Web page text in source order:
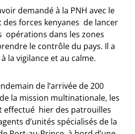
demandé à la PNH avec le
des forces kenyanes de lancer
opérations dans les zones
le contrôle du pays. Il a
la vigilance et au calme.
de l’arrivée de 200
la mission multinationale, les
effectué hier des patrouilles
d’unités spécialisés de la